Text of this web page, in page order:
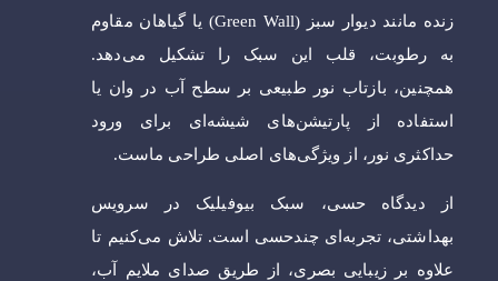
زنده مانند دیوار سبز (Green Wall) یا گیاهان مقاوم
به رطوبت، قلب این سبک را تشکیل می‌دهد.
همچنین، بازتاب نور طبیعی بر سطح آب در وان یا
استفاده از پارتیشن‌های شیشه‌ای برای ورود
حداکثری نور، از ویژگی‌های اصلی طراحی ماست.
از دیدگاه حسی، سبک بیوفیلیک در سرویس
بهداشتی، تجربه‌ای چندحسی است. تلاش می‌کنیم تا
علاوه بر زیبایی بصری، از طریق صدای ملایم آب،